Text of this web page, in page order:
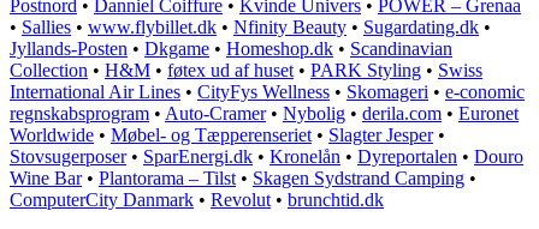
Postnord • Danniel Coiffure • Kvinde Univers • POWER – Grenaa
• Sallies • www.flybillet.dk • Nfinity Beauty • Sugardating.dk •
Jyllands-Posten • Dkgame • Homeshop.dk • Scandinavian
Collection • H&M • føtex ud af huset• PARK Styling • Swiss
International Air Lines • CityFys Wellness • Skomageri • e-conomic
regnskabsprogram • Auto-Cramer• Nybolig • derila.com • Euronet
Worldwide • Møbel- og Tæpperenseriet• Slagter Jesper•
Stovsugerposer• SparEnergi.dk • Kronelån • Dyreportalen • Douro
Wine Bar• Plantorama – Tilst• Skagen Sydstrand Camping •
ComputerCity Danmark • Revolut• brunchtid.dk